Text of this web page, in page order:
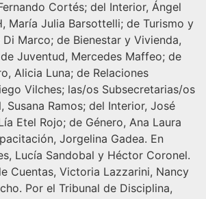
Cortés; del Interior, Ángel
María Julia Barsottelli; de Turismo y
Marco; de Bienestar y Vivienda,
Juventud, Mercedes Maffeo; de
Alicia Luna; de Relaciones
Vilches; las/os Subsecretarias/os
Susana Ramos; del Interior, José
Etel Rojo; de Género, Ana Laura
Jorgelina Gadea. En
Lucía Sandobal y Héctor Coronel.
Cuentas, Victoria Lazzarini, Nancy
Por el Tribunal de Disciplina,